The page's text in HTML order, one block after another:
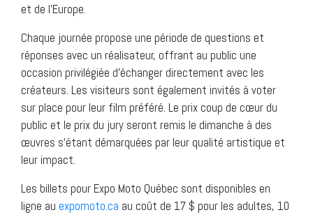
et de l’Europe.
Chaque journée propose une période de questions et
réponses avec un réalisateur, offrant au public une
occasion privilégiée d’échanger directement avec les
créateurs. Les visiteurs sont également invités à voter
sur place pour leur film préféré. Le prix coup de cœur du
public et le prix du jury seront remis le dimanche à des
œuvres s’étant démarquées par leur qualité artistique et
leur impact.
Les billets pour Expo Moto Québec sont disponibles en
ligne au expomoto.ca au coût de 17 $ pour les adultes, 10